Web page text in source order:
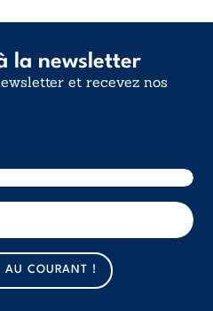
la newsletter
et recevez nos
AU COURANT !